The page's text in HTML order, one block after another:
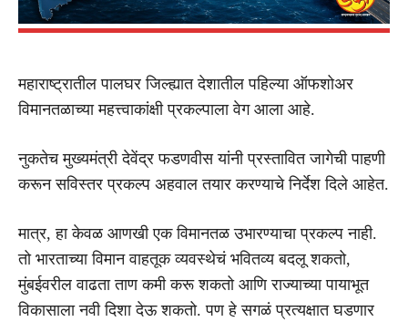
महाराष्ट्रातील पालघर जिल्ह्यात देशातील पहिल्या ऑफशोअर
विमानतळाच्या महत्त्वाकांक्षी प्रकल्पाला वेग आला आहे.
नुकतेच मुख्यमंत्री देवेंद्र फडणवीस यांनी प्रस्तावित जागेची पाहणी
करून सविस्तर प्रकल्प अहवाल तयार करण्याचे निर्देश दिले आहेत.
मात्र, हा केवळ आणखी एक विमानतळ उभारण्याचा प्रकल्प नाही.
तो भारताच्या विमान वाहतूक व्यवस्थेचं भवितव्य बदलू शकतो,
मुंबईवरील वाढता ताण कमी करू शकतो आणि राज्याच्या पायाभूत
विकासाला नवी दिशा देऊ शकतो. पण हे सगळं प्रत्यक्षात घडणार